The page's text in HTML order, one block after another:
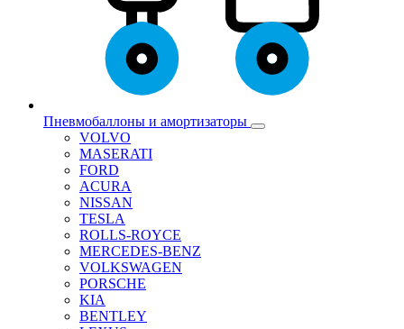
Пневмобаллоны и амортизаторы
VOLVO
MASERATI
FORD
ACURA
NISSAN
TESLA
ROLLS-ROYCE
MERCEDES-BENZ
VOLKSWAGEN
PORSCHE
KIA
BENTLEY